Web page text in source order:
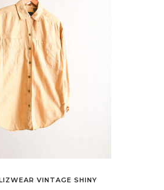
VINTAGE SHINY